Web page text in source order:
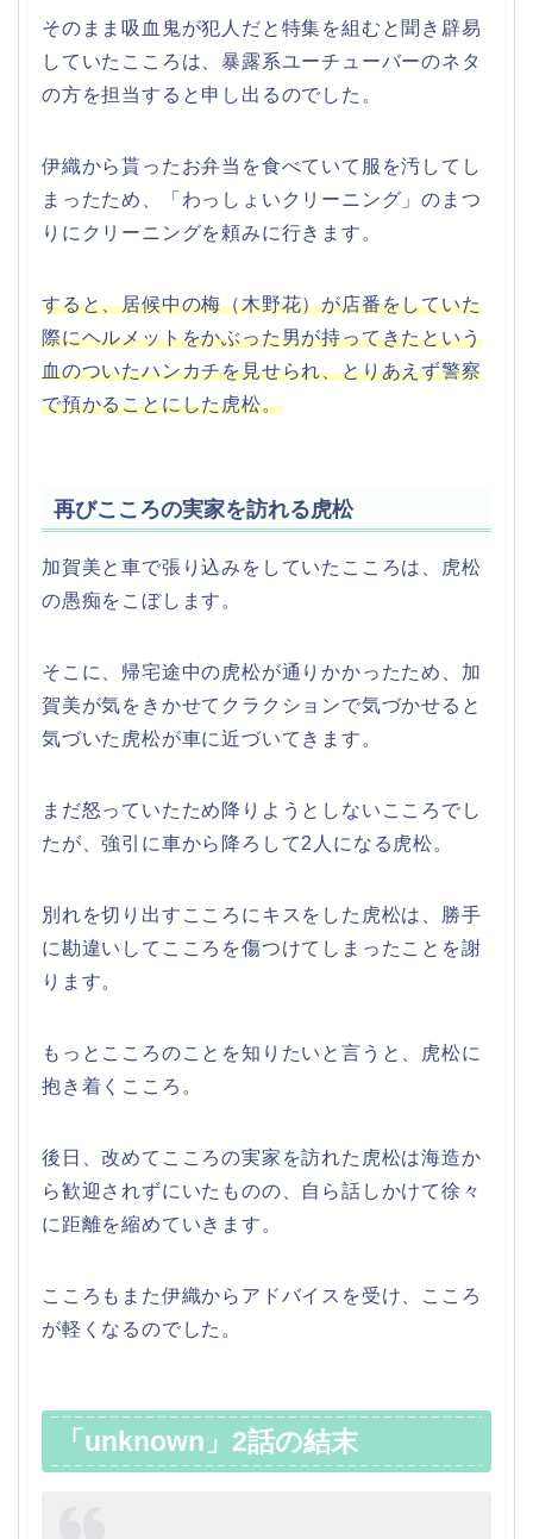
そのまま吸血鬼が犯人だと特集を組むと聞き辟易
していたこころは、暴露系ユーチューバーのネタ
の方を担当すると申し出るのでした。
伊織から貰ったお弁当を食べていて服を汚してし
まったため、「わっしょいクリーニング」のまつ
りにクリーニングを頼みに行きます。
すると、居候中の梅（木野花）が店番をしていた
際にヘルメットをかぶった男が持ってきたという
血のついたハンカチを見せられ、とりあえず警察
で預かることにした虎松。
再びこころの実家を訪れる虎松
加賀美と車で張り込みをしていたこころは、虎松
の愚痴をこぼします。
そこに、帰宅途中の虎松が通りかかったため、加
賀美が気をきかせてクラクションで気づかせると
気づいた虎松が車に近づいてきます。
まだ怒っていたため降りようとしないこころでし
たが、強引に車から降ろして2人になる虎松。
別れを切り出すこころにキスをした虎松は、勝手
に勘違いしてこころを傷つけてしまったことを謝
ります。
もっとこころのことを知りたいと言うと、虎松に
抱き着くこころ。
後日、改めてこころの実家を訪れた虎松は海造か
ら歓迎されずにいたものの、自ら話しかけて徐々
に距離を縮めていきます。
こころもまた伊織からアドバイスを受け、こころ
が軽くなるのでした。
「unknown」2話の結末